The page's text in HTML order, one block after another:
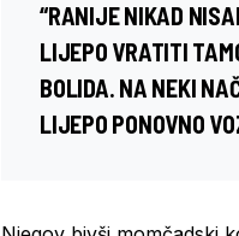
“RANIJE NIKAD
LIJEPO VRATITI
BOLIDA. NA NEKI
LIJEPO PONOVNO